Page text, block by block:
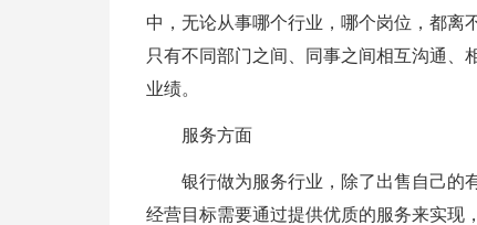
中，无论从事哪个行业，哪个岗位，都离
只有不同部门之间、同事之间相互沟通、
业绩。
服务方面
银行做为服务行业，除了出售自己
经营目标需要通过提供优质的服务来实现